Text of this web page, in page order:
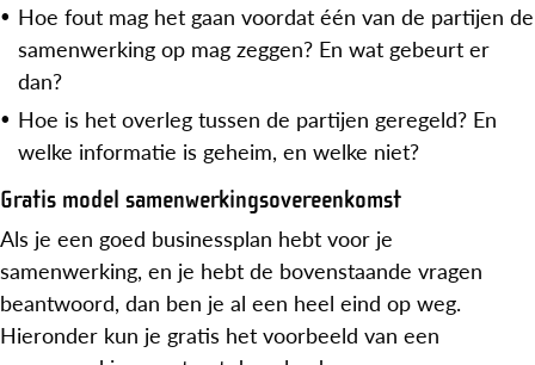
Hoe fout mag het gaan voordat één van de partijen de
samenwerking op mag zeggen? En wat gebeurt er
dan?
Hoe is het overleg tussen de partijen geregeld? En
welke informatie is geheim, en welke niet?
Gratis model samenwerkingsovereenkomst
Als je een goed businessplan hebt voor je
samenwerking, en je hebt de bovenstaande vragen
beantwoord, dan ben je al een heel eind op weg.
Hieronder kun je gratis het voorbeeld van een